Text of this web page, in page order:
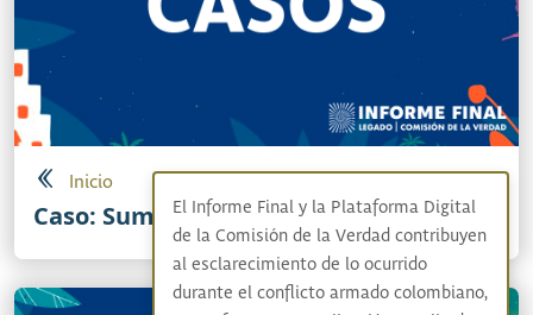
Inicio
Caso: SumapazEl Informe Final y la Plataforma Digital
de la Comisión de la Verdad contribuyen
al esclarecimiento de lo ocurrido
durante el conflicto armado colombiano,